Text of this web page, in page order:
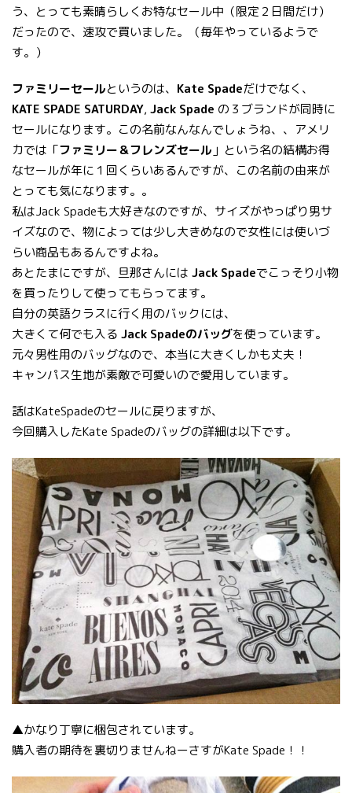
う、とっても素晴らしくお特なセール中（限定２日間だけ）
だったので、速攻で買いました。（毎年やっているようで
す。）
ファミリーセールというのは、 Kate Spadeだけでなく、
KATE SPADE SATURDAY, Jack Spade の３ブランドが同時に
セールになります。この名前なんなんでしょうね、、アメリ
カでは「ファミリー＆フレンズセール 」という名の結構お得
なセールが年に１回くらいあるんですが、この名前の由来が
とっても気になります。。
私はJack Spadeも大好きなのですが、サイズがやっぱり男サ
イズなので、物によっては少し大きめなので女性には使いづ
らい商品もあるんですよね。
あとたまにですが、旦那さんには Jack Spadeでこっそり小物
を買ったりして使ってもらってます。
自分の英語クラスに行く用のバックには、
大きくて何でも入る Jack Spadeのバッグを使っています。
元々男性用のバッグなので、本当に大きくしかも丈夫！
キャンパス生地が素敵で可愛いので愛用しています。
話はKateSpadeのセールに戻りますが、
今回購入したKate Spadeのバッグの詳細は以下です。
▲かなり丁寧に梱包されています。
購入者の期待を裏切りませんねーさすがKate Spade！！